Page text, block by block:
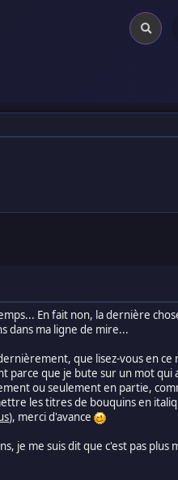
En fait non, la dernière
dans ma ligne de mire...
que lisez-vous en
que je bute sur un mot qui
ou seulement en partie,
les titres de bouquins en
), merci d'avance
je me suis dit que c'est pas